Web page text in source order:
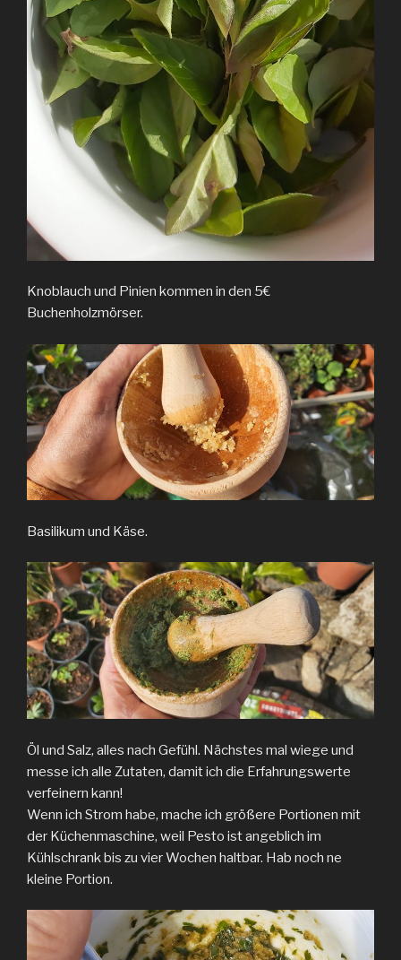
Knoblauch und Pinien kommen in den 5€
Buchenholzmörser.
Basilikum und Käse.
Öl und Salz, alles nach Gefühl. Nächstes mal wiege und
messe ich alle Zutaten, damit ich die Erfahrungswerte
verfeinern kann!
Wenn ich Strom habe, mache ich größere Portionen mit
der Küchenmaschine, weil Pesto ist angeblich im
Kühlschrank bis zu vier Wochen haltbar. Hab noch ne
kleine Portion.